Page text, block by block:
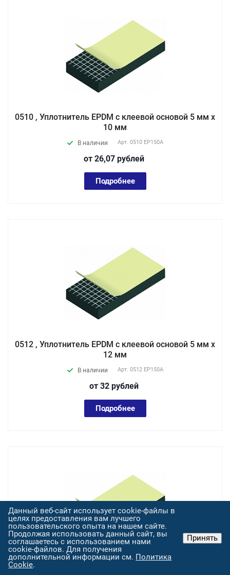
0510 , Уплотнитель EPDM с клеевой основой 5 мм х
10 мм
В наличии Арт. 0510 EP150А
от 26,07 рублей
Подробнее
0512 , Уплотнитель EPDM с клеевой основой 5 мм х
12 мм
В наличии Арт. 0512 EP150А
от 32 рублей
Подробнее
0515 , Уплотнитель EPDM с клеевой основой 5 мм х
Данный веб-сайт использует cookie-файлы в
целях предоставления вам лучшего
пользовательского опыта на нашем сайте.
Продолжая использовать данный сайт, вы
соглашаетесь с использованием нами
cookie-файлов. Для получения
дополнительной информации см. Политика
Cookie.
Принять